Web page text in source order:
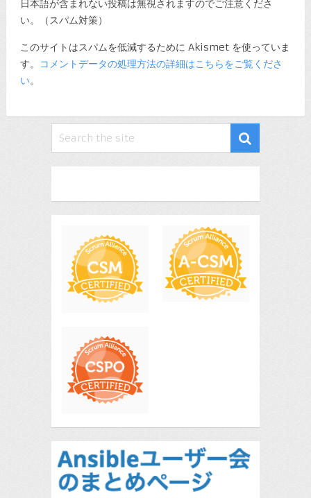
日本語が含まれない投稿は無視されますのでご注意くださ
い。（スパム対策）
このサイトはスパムを低減するために Akismet を使っていま
す。
コメントデータの処理方法の詳細はこちらをご覧くださ
い。